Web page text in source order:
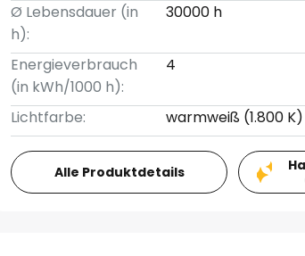
Ø Lebensdauer (in
h):
30000 h
Energieverbrauch
(in kWh/1000 h):
4
Lichtfarbe: warmweiß (1.800 K)
Alle Produktdetails